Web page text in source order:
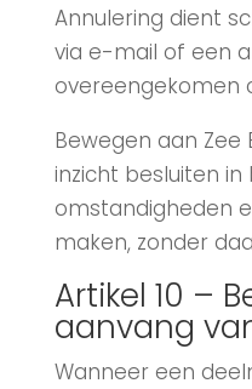
Annulering dient
via e-mail of een
overeengekomen
Bewegen aan Zee
inzicht besluiten in
omstandigheden
maken, zonder
Artikel 10 –
aanvang
Wanneer een